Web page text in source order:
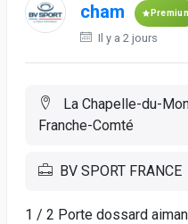
cham
Il y a 2 jours
La Chapelle-du-
Franche-Comté
BV SPORT FRANCE
1 / 2 Porte dossard